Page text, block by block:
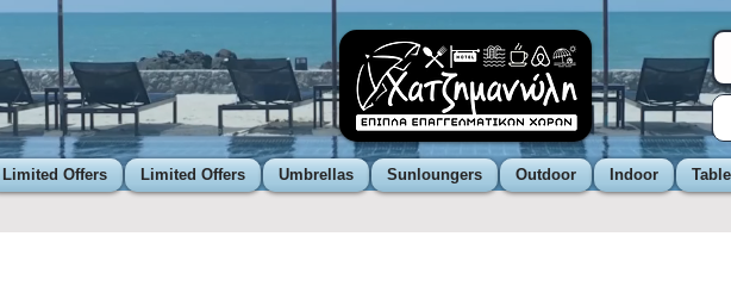
Limited Offers Limited Offers Umbrellas Sunloungers Outdoor Indoor